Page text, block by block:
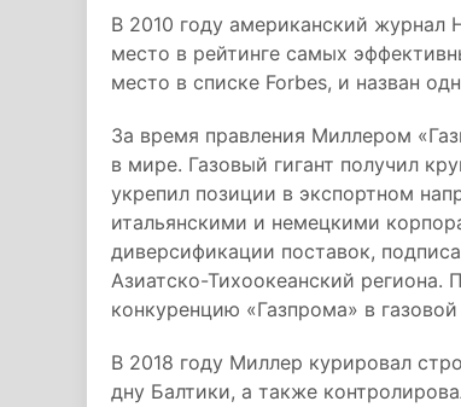
В 2010 году американский журнал
место в рейтинге самых
место в списке Forbes, и назван
За время правления Миллером
в мире. Газовый гигант получил
укрепил позиции в экспортном
итальянскими и немецкими
диверсификации поставок,
Азиатско-Тихоокеанский
конкуренцию «Газпрома» в
В 2018 году Миллер курировал
дну Балтики, а также